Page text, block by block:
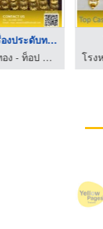
รับทำเครื่องประดับทอ ...
โรงหล่อทอง - ท็อป คาสติ้ง (โรงหล่อสุนทร ท่าพระ)